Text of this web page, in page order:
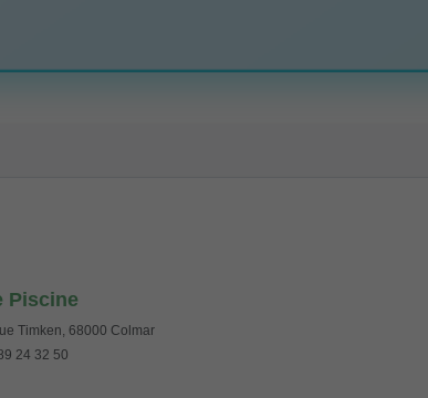
Piscine
Timken, 68000 Colmar
24 32 50